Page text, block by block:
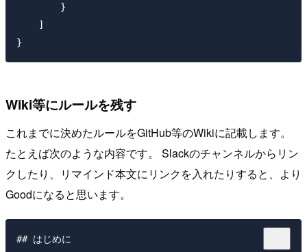
        }
    ]
Wiki等にルールを残す
これまでに決めたルールをGitHub等のWikiに記載します。
たとえば次のような内容です。 Slackのチャンネルからリン
クしたり、リマインド本文にリンクを入れたりすると、より
Goodになると思います。
## はじめに